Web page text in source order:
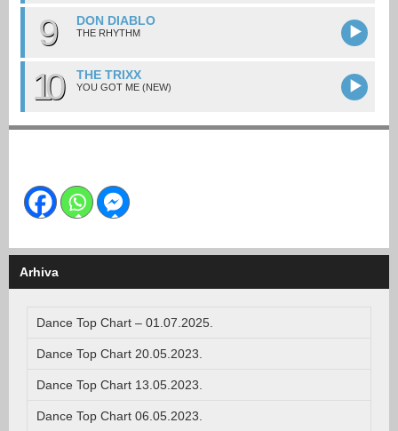
9 DON DIABLO
THE RHYTHM
10 THE TRIXX
YOU GOT ME (NEW)
Arhiva
Dance Top Chart – 01.07.2025.
Dance Top Chart 20.05.2023.
Dance Top Chart 13.05.2023.
Dance Top Chart 06.05.2023.